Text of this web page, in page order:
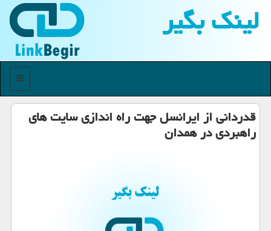
لینك بگیر
منو
قدردانی از ایرانسل جهت راه اندازی سایت های
راهبردی در همدان